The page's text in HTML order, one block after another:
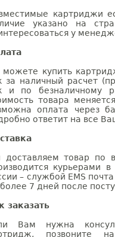
картриджи
указано на
у
купить
за наличный расчет
и по безналичному
товара
оплата через
ответит на все
доставляем товар по
курьерами
– службой EMS
7 дней после
заказать
Вам нужна
позвоните